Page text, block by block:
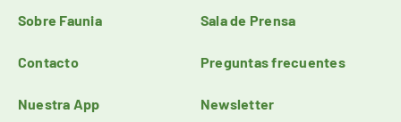
Sobre Faunia Sala de Prensa
Contacto Preguntas frecuentes
Nuestra App Newsletter